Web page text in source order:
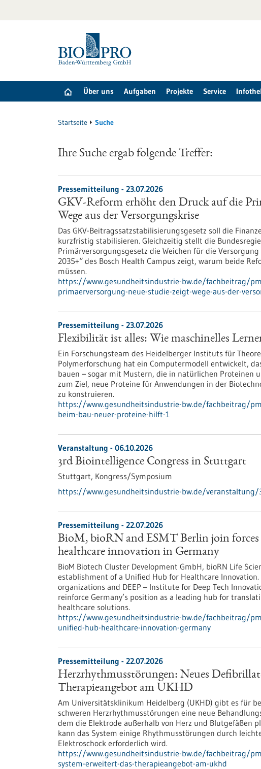
Über uns Aufgaben Projekte Service
Startseite Suche
Ihre Suche ergab folgende Treffer:
Pressemitteilung - 23.07.2026
GKV-Reform erhöht den Druck auf die
Wege aus der Versorgungskrise
Das GKV-Beitragssatzstabilisierungsgesetz soll die
kurzfristig stabilisieren. Gleichzeitig stellt die
Primärversorgungsgesetz die Weichen für die
2035+“ des Bosch Health Campus zeigt, warum beide
müssen.
https://www.gesundheitsindustrie-bw.de/fachbeitrag/
primaerversorgung-neue-studie-zeigt-wege-aus-der-
Pressemitteilung - 23.07.2026
Flexibilität ist alles: Wie maschinelles
Ein Forschungsteam des Heidelberger Instituts für
Polymerforschung hat ein Computermodell entwickelt,
bauen – sogar mit Mustern, die in natürlichen Proteinen
zum Ziel, neue Proteine für Anwendungen in der
zu konstruieren.
https://www.gesundheitsindustrie-bw.de/fachbeitrag/
beim-bau-neuer-proteine-hilft-1
Veranstaltung - 06.10.2026
3rd Biointelligence Congress in Stuttgart
Stuttgart, Kongress/Symposium
https://www.gesundheitsindustrie-bw.de/
Pressemitteilung - 22.07.2026
BioM, bioRN and ESMT Berlin join
healthcare innovation in Germany
BioM Biotech Cluster Development GmbH, bioRN Life
establishment of a Unified Hub for Healthcare
organizations and DEEP – Institute for Deep Tech
reinforce Germany’s position as a leading hub for
healthcare solutions.
https://www.gesundheitsindustrie-bw.de/fachbeitrag/
unified-hub-healthcare-innovation-germany
Pressemitteilung - 22.07.2026
Herzrhythmusstörungen: Neues
Therapieangebot am UKHD
Am Universitätsklinikum Heidelberg (UKHD) gibt es für
schweren Herzrhythmusstörungen eine neue
dem die Elektrode außerhalb von Herz und Blutgefäßen
kann das System einige Rhythmusstörungen durch
Elektroschock erforderlich wird.
https://www.gesundheitsindustrie-bw.de/fachbeitrag/
system-erweitert-das-therapieangebot-am-ukhd